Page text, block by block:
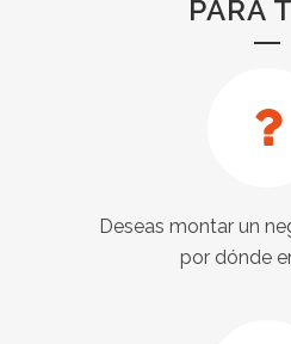
PARA
Deseas montar un
por dónde